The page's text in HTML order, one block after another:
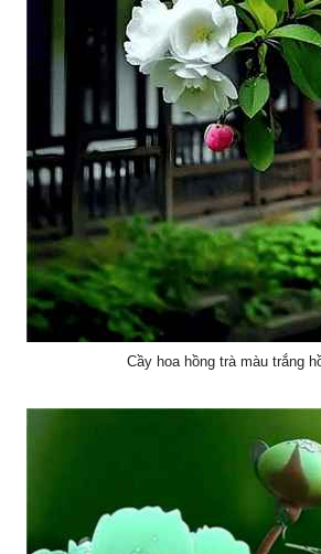
Cầy hoa hồng trà màu trắng